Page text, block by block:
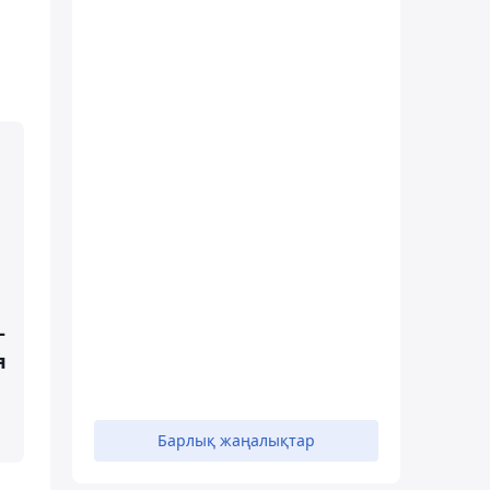
Барлық жаңалықтар